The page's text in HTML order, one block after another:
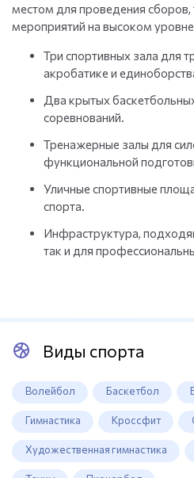
местом для проведения сборов,
мероприятий на высоком
Три спортивных зала для
акробатике и
Два крытых
соревнований.
Тренажерные залы для
функциональной
Уличные спортивные
спорта.
Инфраструктура,
так и для
Виды спорта
Волейбол Баскетбол
Гимнастика Кроссфит
Художественная гимнастика